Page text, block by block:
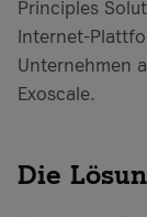
Principles
Internet-
Unternehmen
Exoscale.
Die